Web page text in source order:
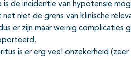
de incidentie van hypotensie
niet de grens van klinische
er zijn maar weinig complicaties
is er erg veel onzekerheid (zeer